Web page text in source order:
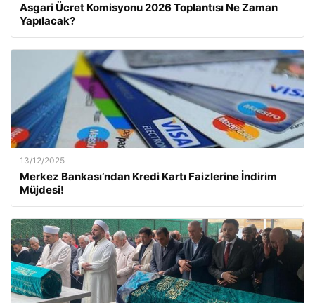
Asgari Ücret Komisyonu 2026 Toplantısı Ne Zaman
Yapılacak?
13/12/2025
Merkez Bankası’ndan Kredi Kartı Faizlerine İndirim
Müjdesi!